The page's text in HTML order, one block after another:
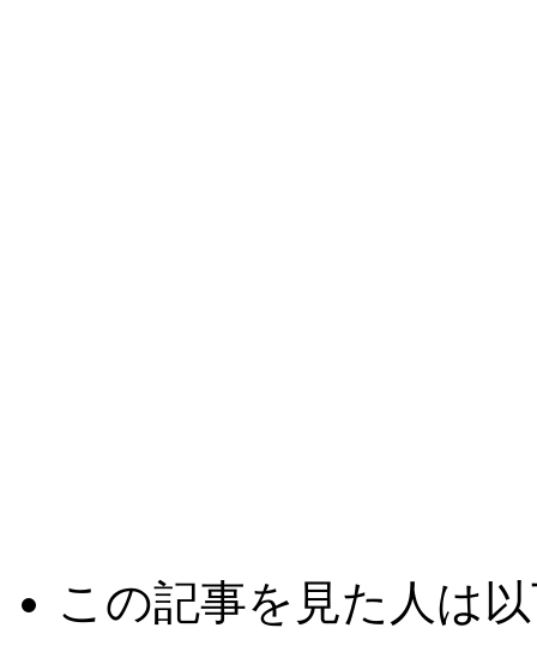
この記事を見た人は